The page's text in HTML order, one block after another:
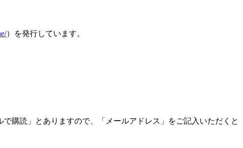
）を発行しています。
購読」とありますので、「メールアドレス」をご記入いただくと